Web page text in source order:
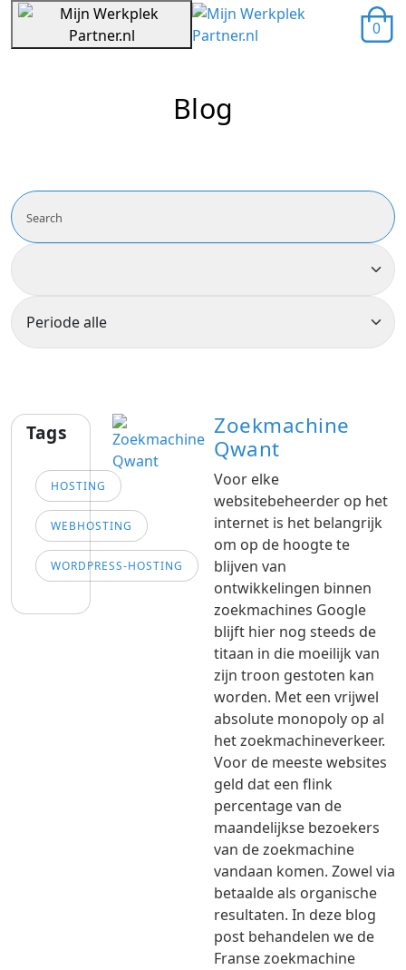
0
Blog
Tags
HOSTING
WEBHOSTING
WORDPRESS-HOSTING
Zoekmachine
Qwant
Voor elke
websitebeheerder op het
internet is het belangrijk
om op de hoogte te
blijven van
ontwikkelingen binnen
zoekmachines Google
blijft hier nog steeds de
titaan in die moeilijk van
zijn troon gestoten kan
worden. Met een vrijwel
absolute monopoly op al
het zoekmachineverkeer.
Voor de meeste websites
geld dat een flink
percentage van de
maandelijkse bezoekers
van de zoekmachine
vandaan komen. Zowel via
betaalde als organische
resultaten. In deze blog
post behandelen we de
Franse zoekmachine